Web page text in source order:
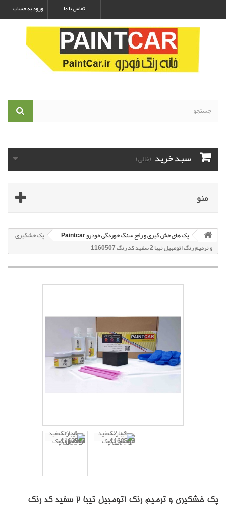
ورود به حساب تماس با ما
سبد خرید (خالی)
منو
پک های خش گیری و رفع سنگ خوردگی خودرو Paintcar
پک خشگیری
و ترمیم رنگ اتومبیل تیبا 2 سفید کد رنگ 1160507
پک خشگیری و ترمیم رنگ اتومبیل تیبا 2 سفید کد رنگ